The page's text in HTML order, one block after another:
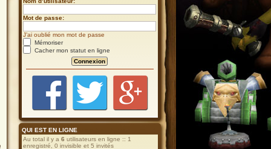
Mot de passe:
J’ai oublié mon mot de passe
Mémoriser
Cacher mon statut en ligne
QUI EST EN LIGNE
Au total il y a 6 utilisateurs en ligne :: 1
enregistré, 0 invisible et 5 invités